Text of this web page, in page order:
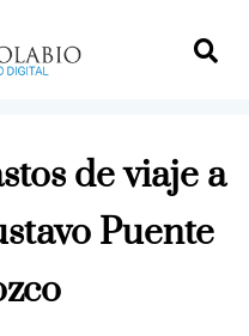
de viaje a
Puente